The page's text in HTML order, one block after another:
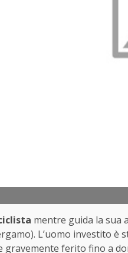
mentre guida la sua
L’uomo investito è
gravemente ferito fino a